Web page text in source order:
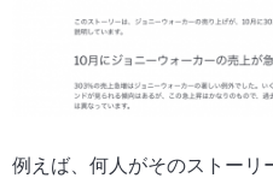
例えば、何人がそのストーリ